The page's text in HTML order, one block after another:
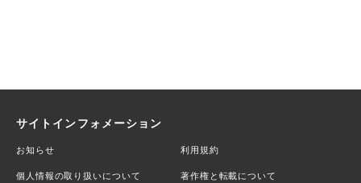
サイトインフォメーション
お知らせ 利用規約
個人情報の取り扱いについて 著作権と転載について